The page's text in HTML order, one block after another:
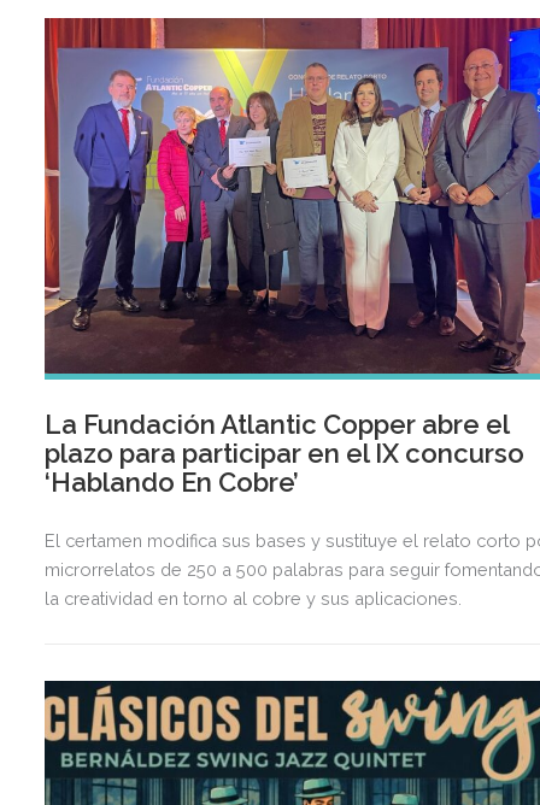
La Fundación Atlantic Copper abre el
plazo para participar en el IX concurso
‘Hablando En Cobre’
El certamen modifica sus bases y sustituye el relato corto
microrrelatos de 250 a 500 palabras para seguir
la creatividad en torno al cobre y sus aplicaciones.